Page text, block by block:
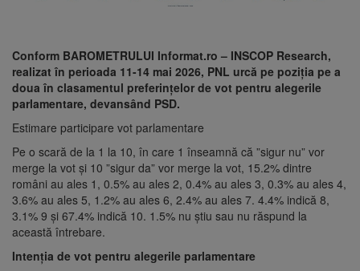
Conform BAROMETRULUI Informat.ro – INSCOP Research,
realizat în perioada 11-14 mai 2026, PNL urcă pe poziția pe a
doua în clasamentul preferințelor de vot pentru alegerile
parlamentare, devansând PSD.
Estimare participare vot parlamentare
Pe o scară de la 1 la 10, în care 1 înseamnă că ”sigur nu” vor
merge la vot și 10 ”sigur da” vor merge la vot, 15.2% dintre
români au ales 1, 0.5% au ales 2, 0.4% au ales 3, 0.3% au ales 4,
3.6% au ales 5, 1.2% au ales 6, 2.4% au ales 7. 4.4% indică 8,
3.1% 9 și 67.4% indică 10. 1.5% nu știu sau nu răspund la
această întrebare.
Intenția de vot pentru alegerile parlamentare